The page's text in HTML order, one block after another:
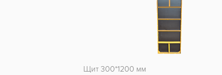
Щит 300*1200 мм